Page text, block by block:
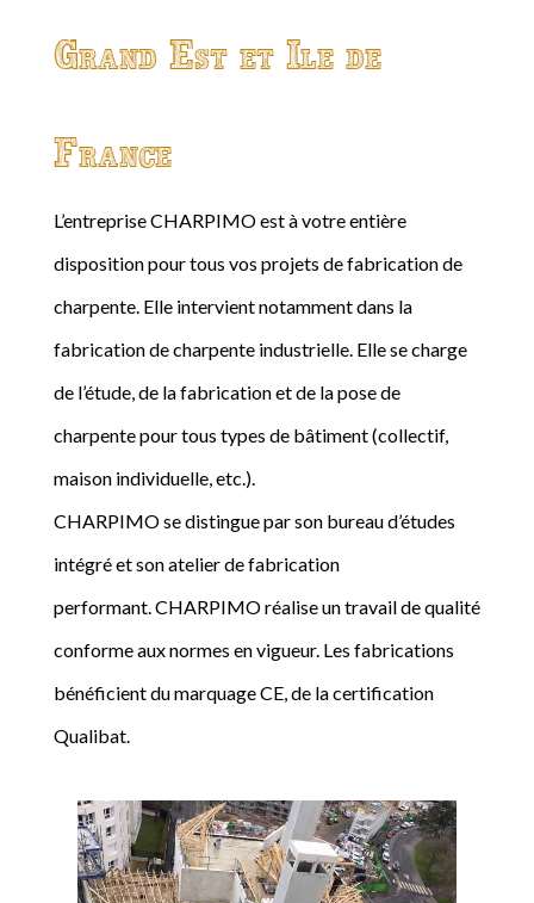
Grand Est et Ile de
France
L’entreprise CHARPIMO est à votre entière
disposition pour tous vos projets de fabrication de
charpente. Elle intervient notamment dans la
fabrication de charpente industrielle. Elle se charge
de l’étude, de la fabrication et de la pose de
charpente pour tous types de bâtiment (collectif,
maison individuelle, etc.).
CHARPIMO se distingue par son bureau d’études
intégré et son atelier de fabrication
performant. CHARPIMO réalise un travail de qualité
conforme aux normes en vigueur. Les fabrications
bénéficient du marquage CE, de la certification
Qualibat.